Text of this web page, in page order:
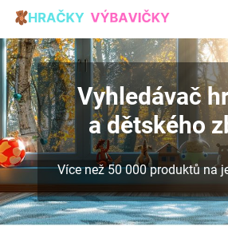
Vyhledávač
a dětského
Více než 50 000 produktů na